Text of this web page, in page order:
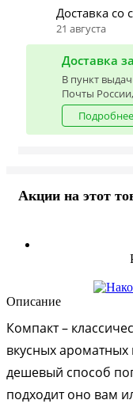
Доставка со
21 августа
Доставка
В пункт
Почты
Подробнее
Акции на этот
Описание
Компакт –
вкусных ароматных
дешевый способ
подходит оно вам